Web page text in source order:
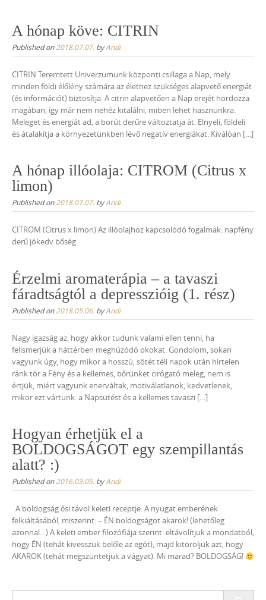
A hónap köve: CITRIN
Published on2018.07.07. byAndi
CITRIN Teremtett Univerzumunk központi csillaga a Nap, mely
minden földi élőlény számára az élethez szükséges alapvető energiát
(és információt) biztosítja. A citrin alapvetően a Nap erejét hordozza
magában, így már nem nehéz kitalálni, miben lehet hasznunkra.
Meleget és energiát ad, a borút derűre változtatja át. Elnyeli, földeli
és átalakítja a környezetünkben lévő negatív energiákat. Kiválóan […]
A hónap illóolaja: CITROM (Citrus x
limon)
Published on2018.07.07. byAndi
CITROM (Citrus x limon) Az illóolajhoz kapcsolódó fogalmak: napfény
derű jókedv bőség
Érzelmi aromaterápia – a tavaszi
fáradtságtól a depresszióig (1. rész)
Published on2018.05.06. byAndi
Nagy igazság az, hogy akkor tudunk valami ellen tenni, ha
felismerjük a háttérben meghúzódó okokat. Gondolom, sokan
vagyunk úgy, hogy mikor a hosszú, sötét téli napok után hirtelen
ránk tör a Fény és a kellemes, bőrünket cirógató meleg, nem is
értjük, miért vagyunk enerváltak, motiválatlanok, kedvetlenek,
mikor ezt vártunk: a Napsütést és a kellemes tavaszi […]
Hogyan érhetjük el a
BOLDOGSÁGOT egy szempillantás
alatt? :)
Published on2016.03.05. byAndi
A boldogság ősi távol keleti receptje: A nyugat emberének
felkiáltásából, miszerint: – ÉN boldogságot akarok! (lehetőleg
azonnal…) A keleti ember filozófiája szerint: eltávolítjuk a mondatból,
hogy ÉN (tehát kivesszük belőle az egót), majd kitöröljük azt, hogy
AKAROK (tehát megszüntetjük a vágyat). Mi marad? BOLDOGSÁG!